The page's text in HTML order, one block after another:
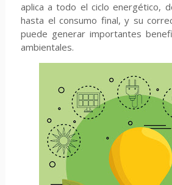
aplica a todo el ciclo energético,
hasta el consumo final, y su
puede generar importantes
ambientales.